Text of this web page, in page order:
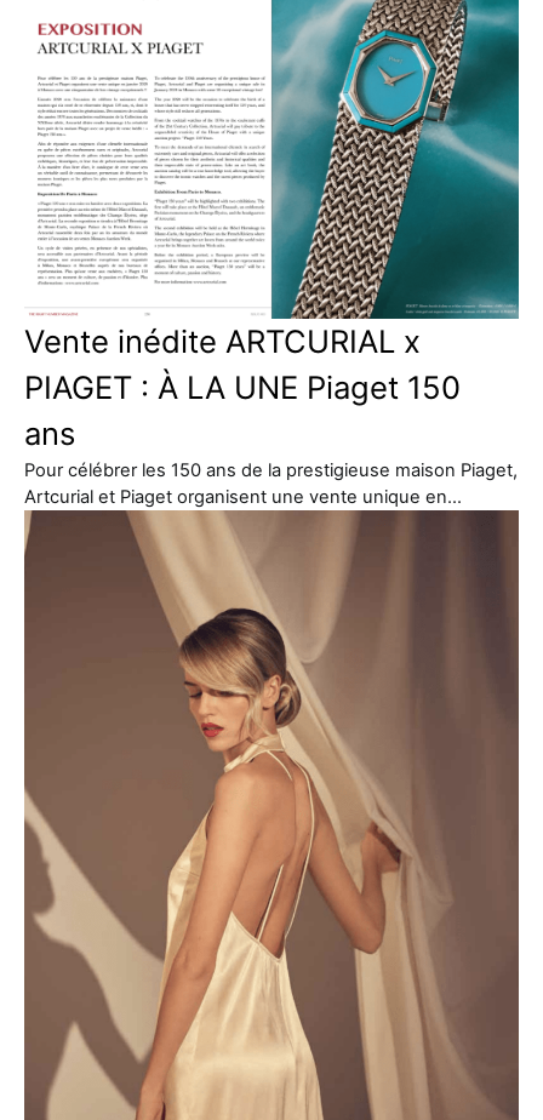
Vente inédite ARTCURIAL x
PIAGET : À LA UNE Piaget 150
ans
Pour célébrer les 150 ans de la prestigieuse maison Piaget,
Artcurial et Piaget organisent une vente unique en…